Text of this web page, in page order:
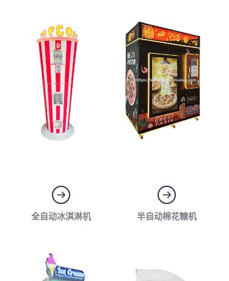
全自动冰淇淋机 半自动棉花糖机